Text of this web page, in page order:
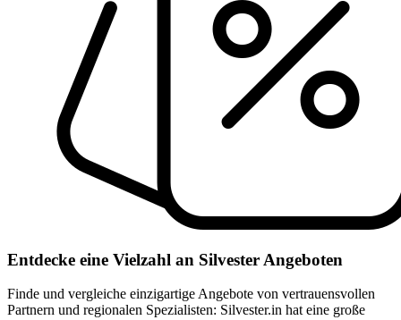
Entdecke eine Vielzahl an Silvester Angeboten
Finde und vergleiche einzigartige Angebote von vertrauensvollen
Partnern und regionalen Spezialisten: Silvester.in hat eine große